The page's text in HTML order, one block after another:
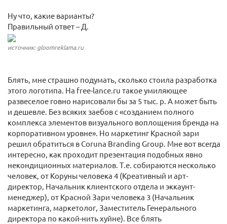
Ну что, какие варианты?
Правильный ответ – Д.
источник: gloomreklama.ru
Блять, мне страшно подумать, сколько стоила разработка
этого логотипа. На free-lance.ru такое умиляющее
развеселое говно нарисовали бы за 5 тыс. р. А может быть
и дешевле. Без всяких заебов с «созданием полного
комплекса элементов визуального воплощения бренда на
корпоративном уровне». Но маркетинг Красной зари
решил обратиться в Coruna Branding Group. Мне вот всегда
интересно, как проходит презентация подобных явно
некондиционных материалов. Т.е. собираются несколько
человек, от Коруны человека 4 (Креативный и арт-
директор, Начальник клиентского отдела и эккаунт-
менеджер), от Красной Зари человека 3 (Начальник
маркетинга, маркетолог, Заместитель Генерального
директора по какой-нить хуйне). Все блять